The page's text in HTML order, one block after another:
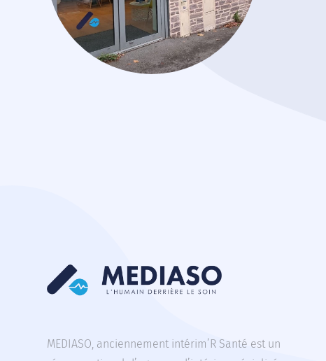
MEDIASO, anciennement intérim’R Santé est un